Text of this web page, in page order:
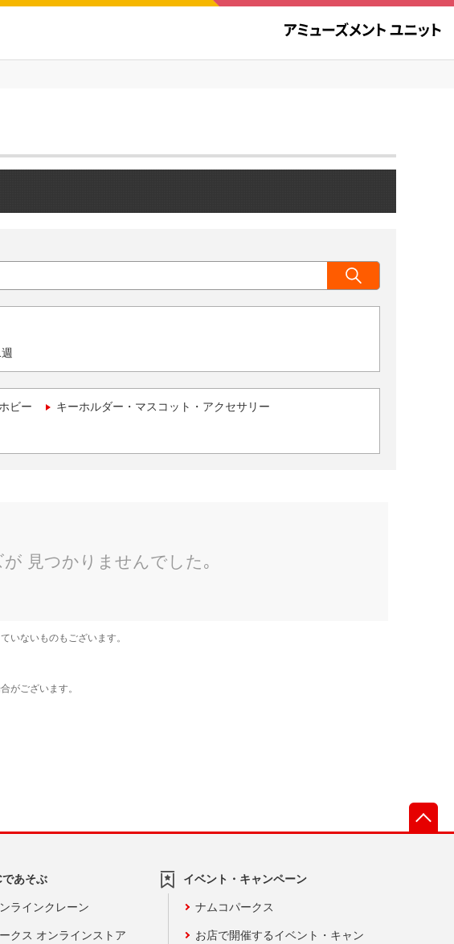
ビー キーホルダー・マスコット・アクセサリー
であそぶ
ラインクレーン
クス オンラインストア
イベント・キャンペーン
ナムコパークス
お店で開催するイベント・キャン